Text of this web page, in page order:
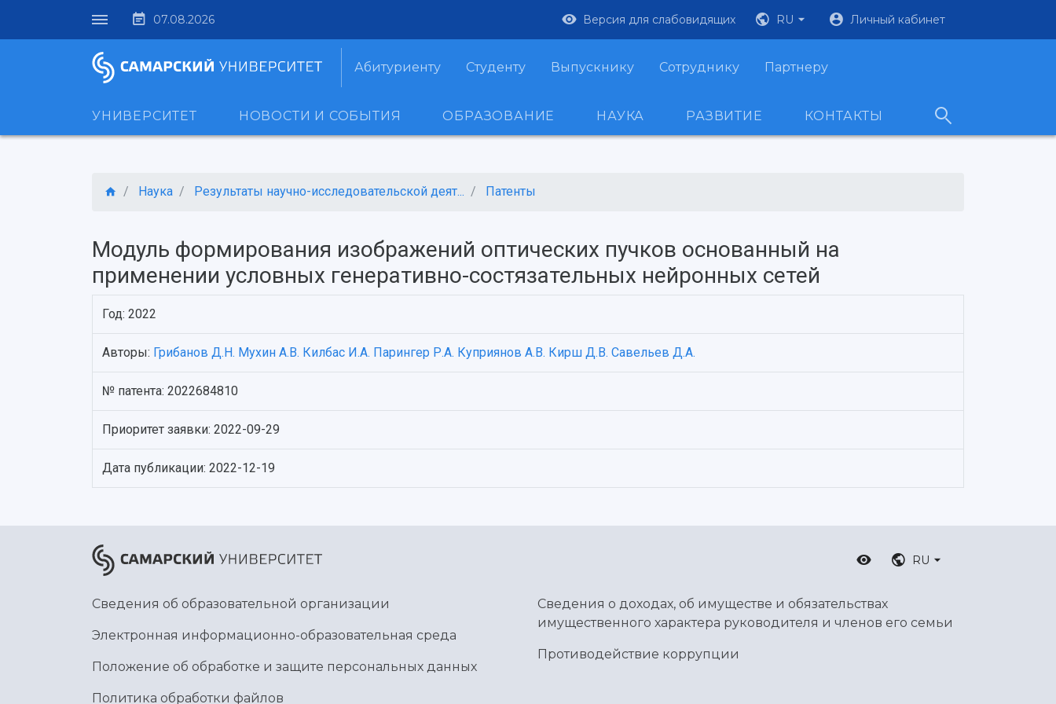
07.08.2026 Версия для слабовидящих RU Личный кабинет
Абитуриенту Студенту Выпускнику Сотруднику Партнеру
УНИВЕРСИТЕТ НОВОСТИ И СОБЫТИЯ ОБРАЗОВАНИЕ НАУКА РАЗВИТИЕ КОНТАКТЫ
Наука Результаты научно-исследовательской деят... Патенты
Модуль формирования изображений оптических пучков основанный на
применении условных генеративно-состязательных нейронных сетей
Год: 2022
Авторы: Грибанов Д.Н. Мухин А.В. Килбас И.А. Парингер Р.А. Куприянов А.В. Кирш Д.В. Савельев Д.А.
№ патента: 2022684810
Приоритет заявки: 2022-09-29
Дата публикации: 2022-12-19
RU
Сведения об образовательной организации
Электронная информационно-образовательная среда
Положение об обработке и защите персональных данных
Политика обработки файлов
Сведения о доходах, об имуществе и обязательствах
имущественного характера руководителя и членов его семьи
Противодействие коррупции